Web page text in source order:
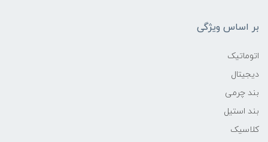
بر اساس ویژگی
اتوماتیک
دیجیتال
بند چرمی
بند استیل
کلاسیک